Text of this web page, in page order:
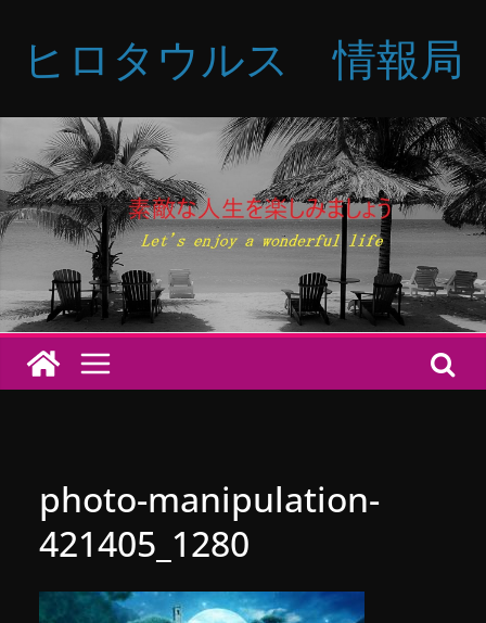
へ
ス
キ
プ
ヒロタウルス 情報局
photo-manipulation-
421405_1280